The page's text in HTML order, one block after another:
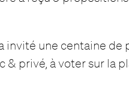
invité une centaine de
privé, à voter sur la